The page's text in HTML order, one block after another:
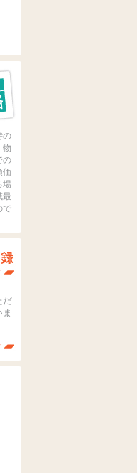
の
物
の
価
場
最
で
だ